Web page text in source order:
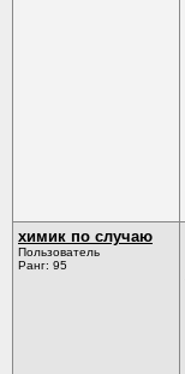
химик по случаю
Пользователь
Ранг: 95